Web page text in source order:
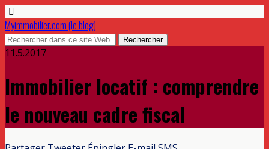
Myimmobilier.com (le blog)
11.5.2017
Immobilier locatif : comprendre
le nouveau cadre fiscal